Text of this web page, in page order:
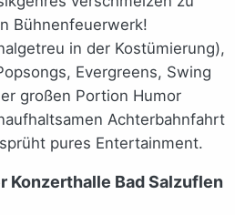
Bühnenfeuerwerk!
in der Kostümierung),
Evergreens, Swing
großen Portion Humor
Achterbahnfahrt
pures Entertainment.
Konzerthalle Bad Salzuflen